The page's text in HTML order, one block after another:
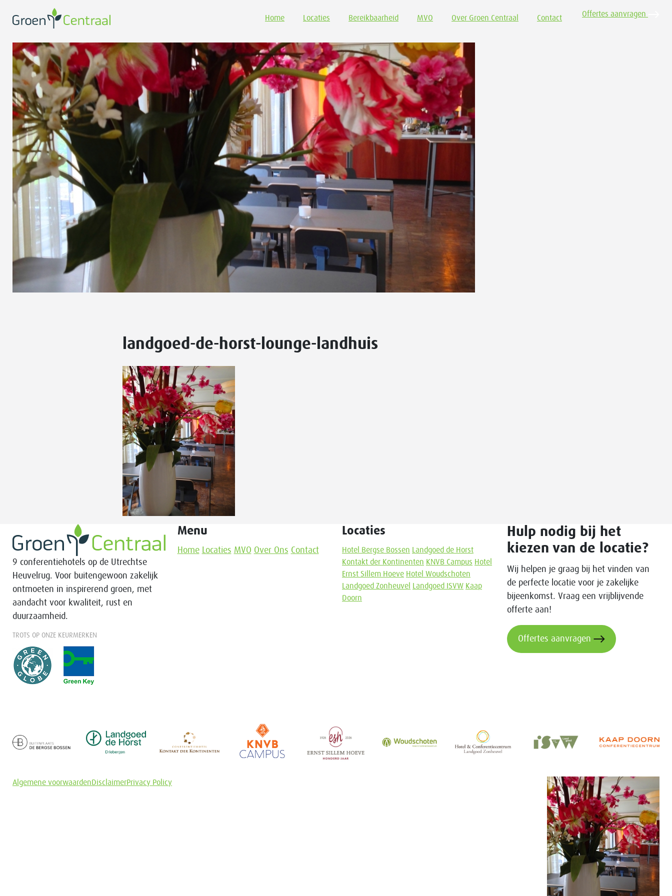
Home Locaties Bereikbaarheid MVO Over Groen Centraal Contact
Offertes aanvragen
landgoed-de-horst-lounge-landhuis
9 conferentiehotels op de Utrechtse
Heuvelrug. Voor buitengewoon zakelijk
ontmoeten in inspirerend groen, met
aandacht voor kwaliteit, rust en
duurzaamheid.
TROTS OP ONZE KEURMERKEN
Menu
Home Locaties MVO Over Ons Contact
Locaties
Hotel Bergse Bossen
Landgoed de Horst
Kontakt der Kontinenten KNVB Campus Hotel
Ernst Sillem Hoeve Hotel Woudschoten
Landgoed Zonheuvel
Landgoed ISVW Kaap
Doorn
Hulp nodig bij het
kiezen van de locatie?
Wij helpen je graag bij het vinden van
de perfecte locatie voor je zakelijke
bijeenkomst. Vraag een vrijblijvende
offerte aan!
Offertes aanvragen
Algemene voorwaardenDisclaimerPrivacy Policy